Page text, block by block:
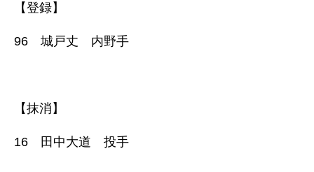
【登録】
96 城戸丈 内野手
【抹消】
16 田中大道 投手